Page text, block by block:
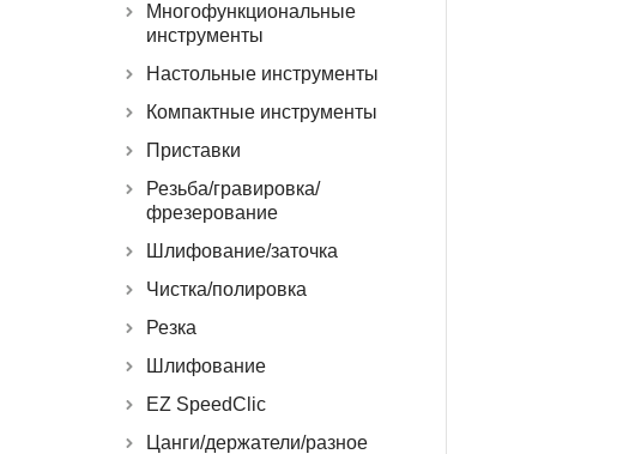
Многофункциональные
инструменты
Настольные инструменты
Компактные инструменты
Приставки
Резьба/гравировка/
фрезерование
Шлифование/заточка
Чистка/полировка
Резка
Шлифование
EZ SpeedClic
Цанги/держатели/разное